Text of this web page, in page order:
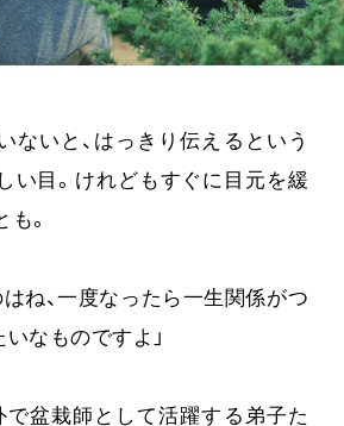
ないと、はっきり伝えるという
い目。けれどもすぐに目元を緩
。
はね、一度なったら一生関係がつ
なものですよ」
で盆栽師として活躍する弟子た